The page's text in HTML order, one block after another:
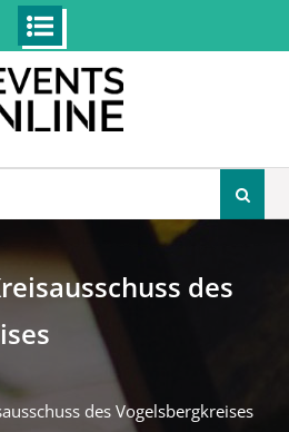
des
des Vogelsbergkreises